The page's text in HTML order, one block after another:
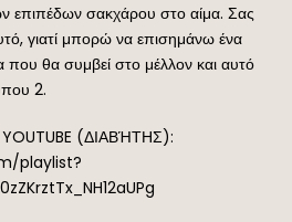
σακχάρου στο αίμα. Σας
γιατί μπορώ να επισημάνω ένα
θα συμβεί στο μέλλον και αυτό
2.
(ΔΙΑΒΉΤΗΣ):
playlist?